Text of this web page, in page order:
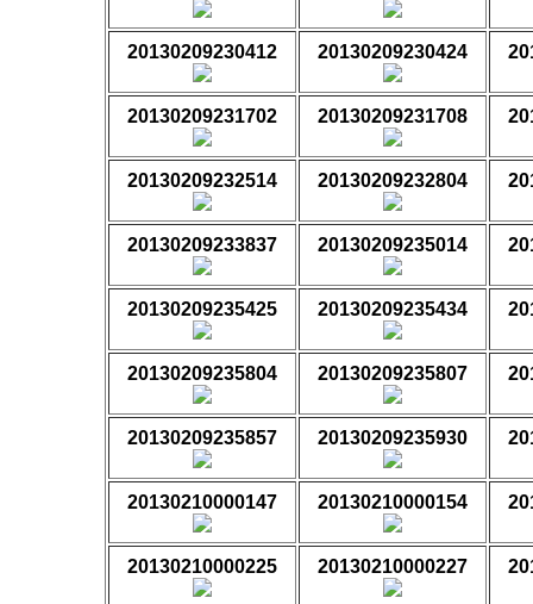
20130209230412 20130209230424
20130209231702 20130209231708
20130209232514 20130209232804
20130209233837 20130209235014
20130209235425 20130209235434
20130209235804 20130209235807
20130209235857 20130209235930
20130210000147 20130210000154
20130210000225 20130210000227